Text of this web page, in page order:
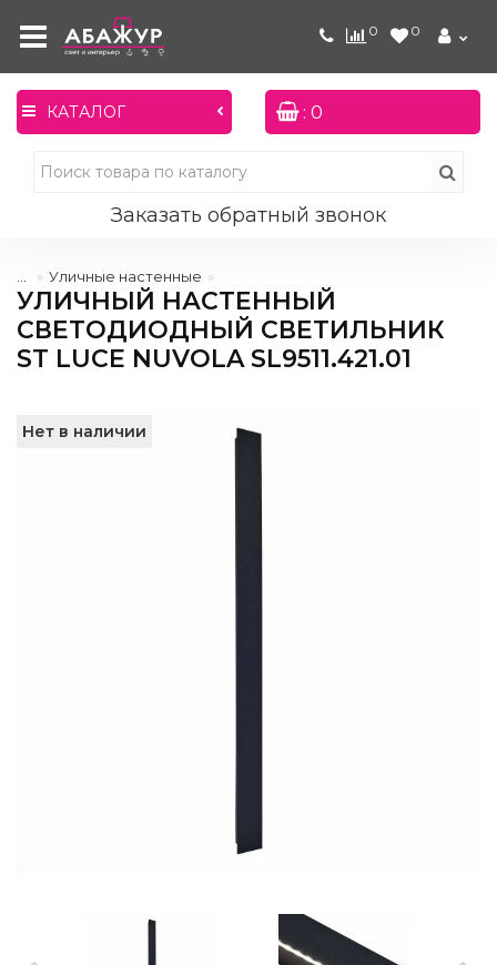
0 0
КАТАЛОГ : 0
Заказать обратный звонок
Уличные настенные
УЛИЧНЫЙ НАСТЕННЫЙ
СВЕТОДИОДНЫЙ СВЕТИЛЬНИК
ST LUCE NUVOLA SL9511.421.01
Нет в наличии